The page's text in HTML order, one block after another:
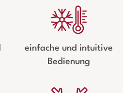
einfache und intuitive
Bedienung